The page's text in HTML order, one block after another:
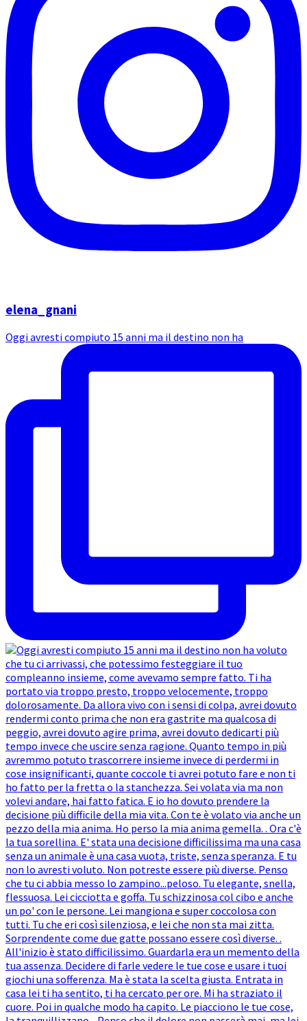
elena_gnani
Oggi avresti compiuto 15 anni ma il destino non ha